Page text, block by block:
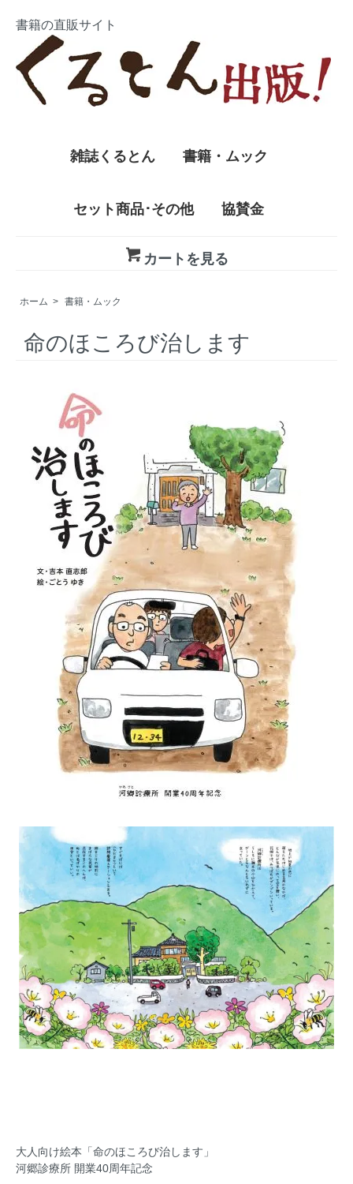
書籍の直販サイト
雑誌くるとん 書籍・ムック
セット商品･その他 協賛金
カートを見る
ホーム > 書籍・ムック
命のほころび治します
大人向け絵本「命のほころび治します」
河郷診療所 開業40周年記念